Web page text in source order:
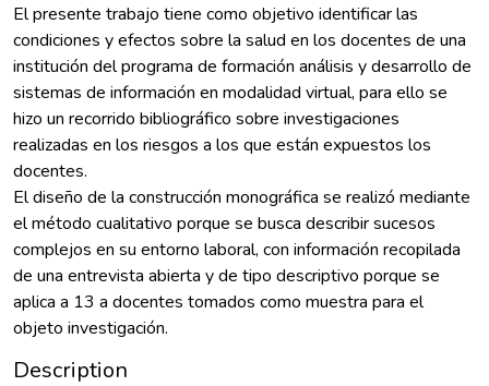
El presente trabajo tiene como objetivo identificar las
condiciones y efectos sobre la salud en los docentes de una
institución del programa de formación análisis y desarrollo de
sistemas de información en modalidad virtual, para ello se
hizo un recorrido bibliográfico sobre investigaciones
realizadas en los riesgos a los que están expuestos los
docentes.
El diseño de la construcción monográfica se realizó mediante
el método cualitativo porque se busca describir sucesos
complejos en su entorno laboral, con información recopilada
de una entrevista abierta y de tipo descriptivo porque se
aplica a 13 a docentes tomados como muestra para el
objeto investigación.
Description